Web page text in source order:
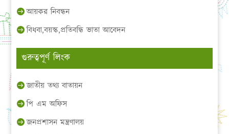
আয়কর নিবন্ধন
বিধবা,বয়স্ক,প্রতিবন্ধি ভাতা আবেদন
গুরুত্বপূর্ণ লিংক
জাতীয় তথ্য বাতায়ন
পি এম অফিস
জনপ্রশাসন মন্ত্রণালয়